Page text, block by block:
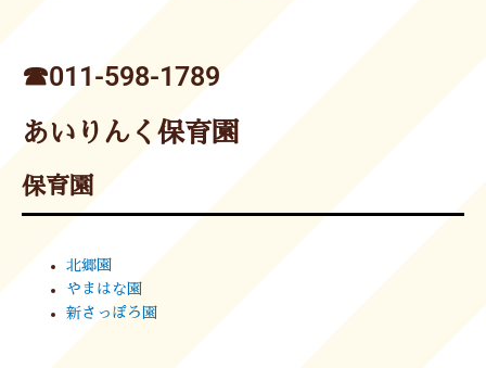
☎︎011-598-1789
あいりんく保育園
保育園
北郷園
やまはな園
新さっぽろ園